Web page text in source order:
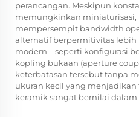
perancangan. Meskipun
memungkinkan miniaturisasi,
mempersempit bandwidth
alternatif berpermitivitas lebih
modern—seperti konfigurasi
kopling bukaan (aperture
keterbatasan tersebut tanpa
ukuran kecil yang
keramik sangat bernilai